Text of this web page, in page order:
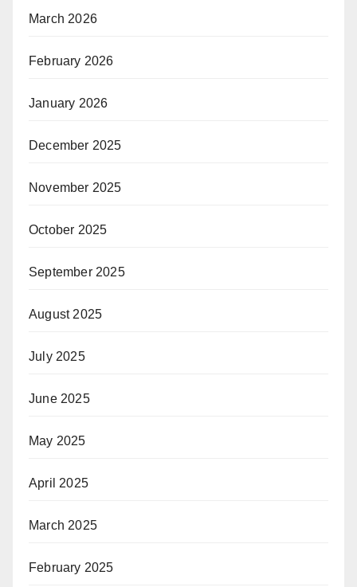
March 2026
February 2026
January 2026
December 2025
November 2025
October 2025
September 2025
August 2025
July 2025
June 2025
May 2025
April 2025
March 2025
February 2025